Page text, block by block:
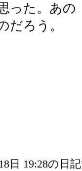
った。あの
だろう。
日 19:28の日